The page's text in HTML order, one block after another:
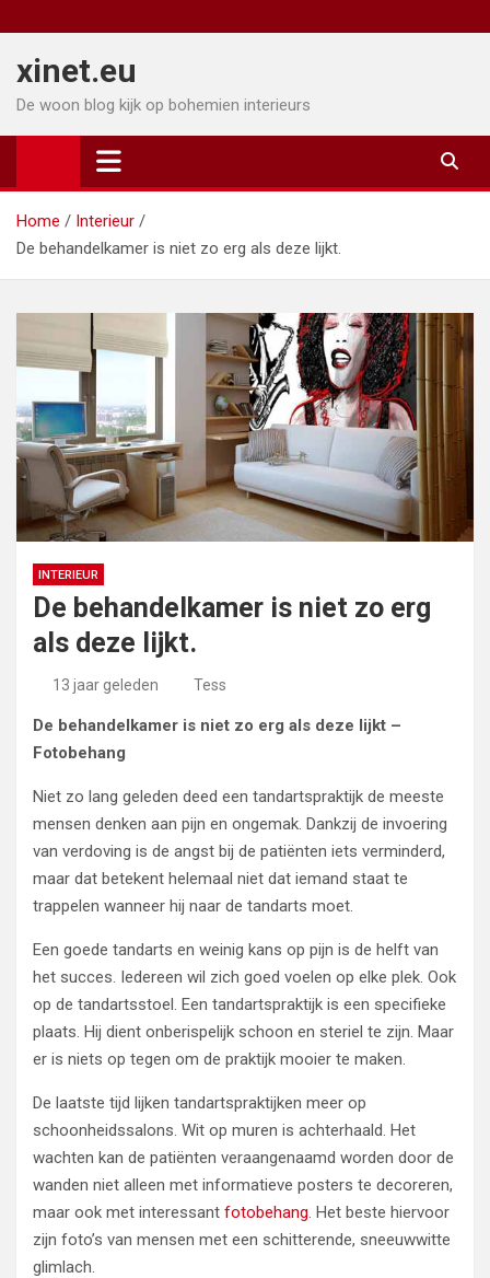
naar
inhoud
xinet.eu
De woon blog kijk op bohemien interieurs
Home
Interieur
De behandelkamer is niet zo erg als deze lijkt.
INTERIEUR
De behandelkamer is niet zo erg
als deze lijkt.
13 jaar geleden Tess
De behandelkamer is niet zo erg als deze lijkt –
Fotobehang
Niet zo lang geleden deed een tandartspraktijk de meeste
mensen denken aan pijn en ongemak. Dankzij de invoering
van verdoving is de angst bij de patiënten iets verminderd,
maar dat betekent helemaal niet dat iemand staat te
trappelen wanneer hij naar de tandarts moet.
Een goede tandarts en weinig kans op pijn is de helft van
het succes. Iedereen wil zich goed voelen op elke plek. Ook
op de tandartsstoel. Een tandartspraktijk is een specifieke
plaats. Hij dient onberispelijk schoon en steriel te zijn. Maar
er is niets op tegen om de praktijk mooier te maken.
De laatste tijd lijken tandartspraktijken meer op
schoonheidssalons. Wit op muren is achterhaald. Het
wachten kan de patiënten veraangenaamd worden door de
wanden niet alleen met informatieve posters te decoreren,
maar ook met interessant fotobehang. Het beste hiervoor
zijn foto’s van mensen met een schitterende, sneeuwwitte
glimlach.